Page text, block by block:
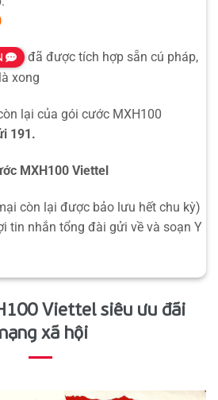
đã được tích hợp sẵn cú pháp,
xong
lại của gói cước MXH100
191.
MXH100 Viettel
còn lại được bảo lưu hết chu kỳ)
tin nhắn tổng đài gửi về và soạn Y
Viettel siêu ưu đãi
xã hội